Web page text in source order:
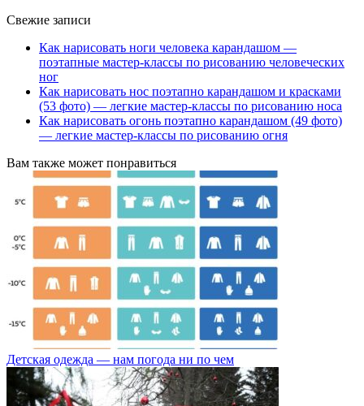
Свежие записи
Как нарисовать ноги человека карандашом —
поэтапные мастер-классы по рисованию человеческих
ног
Как нарисовать нос поэтапно карандашом и красками
(53 фото) — легкие мастер-классы по рисованию носа
Как нарисовать огонь поэтапно карандашом (49 фото)
— легкие мастер-классы по рисованию огня
Вам также может понравиться
Детская одежда — нам погода ни по чем